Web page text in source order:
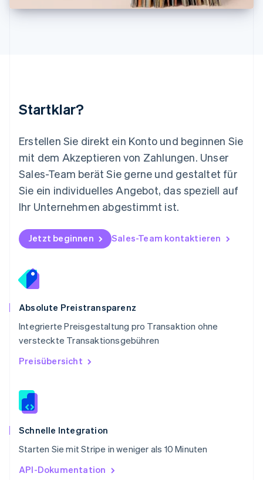
Startklar?
Erstellen Sie direkt ein Konto und beginnen Sie
mit dem Akzeptieren von Zahlungen. Unser
Sales-Team berät Sie gerne und gestaltet für
Sie ein individuelles Angebot, das speziell auf
Ihr Unternehmen abgestimmt ist.
Jetzt beginnen Sales-Team kontaktieren
Absolute Preistransparenz
Integrierte Preisgestaltung pro Transaktion ohne
versteckte Transaktionsgebühren
Preisübersicht
Schnelle Integration
Starten Sie mit Stripe in weniger als 10 Minuten
API-Dokumentation
Malta
Nederlands English
Norwegen
Österreich
Polen
English
Portugal
Português English
Rumänien
Schweden
Svenska English
Deutsch
Singapur
English
Slowakei
Slowenien
EnglishItaliano
Sonderverwaltungsregion Hongkong,
Spanien
Thailand
ไทยEnglish
English
English